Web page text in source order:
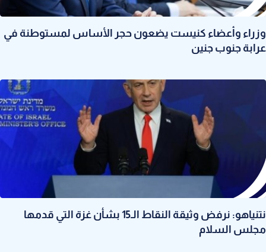
وزراء وأعضاء كنيست يضعون حجر الأساس لمستوطنة في
عرابة جنوب جنين
نتنياهو: نرفض وثيقة النقاط الـ15 بشأن غزة التي قدمها
مجلس السلام